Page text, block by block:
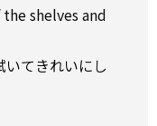
shelves and
てきれいにし